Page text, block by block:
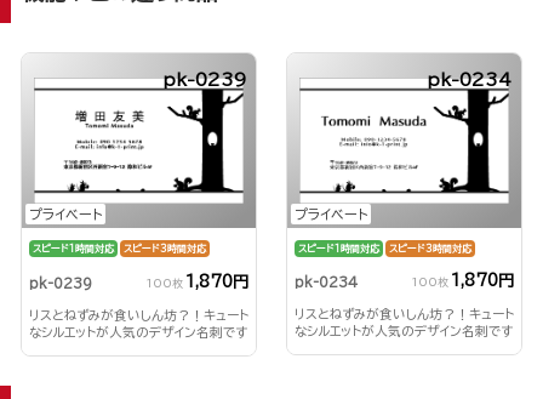
プライベート
pk-0239
スピード1時間対応 スピード3時間対応
pk-0239 100枚 1,870円
リスとねずみが食いしん坊？！キュート
なシルエットが人気のデザイン名刺です
プライベート
pk-0234
スピード1時間対応 スピード3時間対応
pk-0234 100枚 1,870円
リスとねずみが食いしん坊？！キュート
なシルエットが人気のデザイン名刺です